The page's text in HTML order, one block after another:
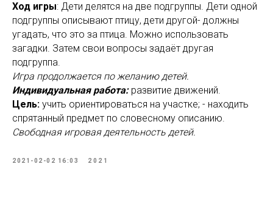
Ход игры: Дети делятся на две подгруппы. Дети одной
подгруппы описывают птицу, дети другой- должны
угадать, что это за птица. Можно использовать
загадки. Затем свои вопросы задаёт другая
подгруппа.
Игра продолжается по желанию детей.
Индивидуальная работа: развитие движений.
Цель: учить ориентироваться на участке; - находить
спрятанный предмет по словесному описанию.
Свободная игровая деятельность детей.
2021-02-02 16:03 2021